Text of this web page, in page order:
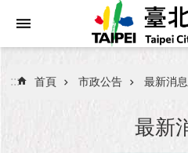
進
搜
::: 首頁 市政公告 最新消息
最新